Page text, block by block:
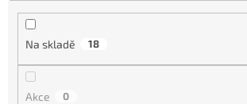
Na skladě 18
Akce 0